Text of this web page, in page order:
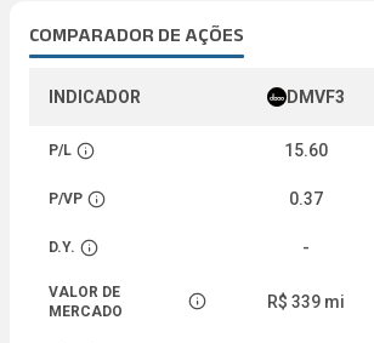
COMPARADOR DE AÇÕES
INDICADOR DMVF3
P/L
Abrir descrição
15.60
P/VP
Abrir descrição
0.37
D.Y.
Abrir descrição
-
VALOR DE
MERCADO
Abrir descrição
R$ 339 mi